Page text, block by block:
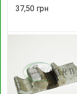
37,50